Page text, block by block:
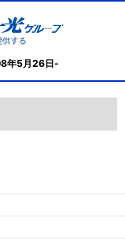
年5月26日-